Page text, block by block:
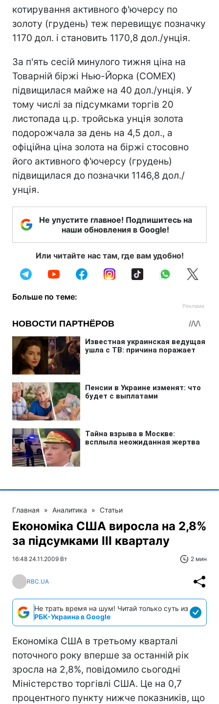
котирування активного ф'ючерсу по
золоту (грудень) теж перевищує позначку
1170 дол. і становить 1170,8 дол./унція.
За п'ять сесій минулого тижня ціна на
Товарній біржі Нью-Йорка (COMEX)
підвищилася майже на 40 дол./унція. У
тому числі за підсумками торгів 20
листопада ц.р. тройська унція золота
подорожчала за день на 4,5 дол., а
офіційна ціна золота на біржі стосовно
його активного ф'ючерсу (грудень)
підвищилася до позначки 1146,8 дол./
унція.
Не упустите главное! Подпишитесь на
наши обновления в Google!
Или читайте нас там, где вам удобно!
Больше по теме:
Главная » Аналитика » Статьи
Економіка США виросла на 2,8%
за підсумками III кварталу
16:48 24.11.2009 Вт 2 мин
RBC.UA
Не трать время на шум! Читай только суть из
РБК-Украина в Google
Економіка США в третьому кварталі
поточного року вперше за останній рік
зросла на 2,8%, повідомило сьогодні
Міністерство торгівлі США. Це на 0,7
процентного пункту нижче показників, що